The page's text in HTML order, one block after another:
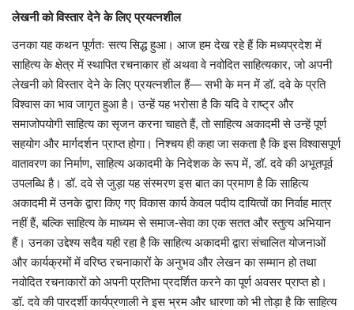
लेखनी को विस्तार देने के लिए प्रयत्नशील
उनका यह कथन पूर्णतः सत्य सिद्ध हुआ। आज हम देख रहे हैं कि मध्यप्रदेश में
साहित्य के क्षेत्र में स्थापित रचनाकार हों अथवा वे नवोदित साहित्यकार, जो अपनी
लेखनी को विस्तार देने के लिए प्रयत्नशील हैं— सभी के मन में डॉ. दवे के प्रति
विश्वास का भाव जागृत हुआ है। उन्हें यह भरोसा है कि यदि वे राष्ट्र और
समाजोपयोगी साहित्य का सृजन करना चाहते हैं, तो साहित्य अकादमी से उन्हें पूर्ण
सहयोग और मार्गदर्शन प्राप्त होगा। निश्चय ही कहा जा सकता है कि इस विश्वासपूर्ण
वातावरण का निर्माण, साहित्य अकादमी के निदेशक के रूप में, डॉ. दवे की अभूतपूर्व
उपलब्धि है। डॉ. दवे से जुड़ा यह संस्मरण इस बात का प्रमाण है कि साहित्य
अकादमी में उनके द्वारा किए गए विकास कार्य केवल पदीय दायित्वों का निर्वाह मात्र
नहीं हैं, बल्कि साहित्य के माध्यम से समाज-सेवा का एक सतत और स्तुत्य अभियान
हैं। उनका उद्देश्य सदैव यही रहा है कि साहित्य अकादमी द्वारा संचालित योजनाओं
और कार्यक्रमों में वरिष्ठ रचनाकारों के अनुभव और लेखन का सम्मान हो तथा
नवोदित रचनाकारों को अपनी प्रतिभा प्रदर्शित करने का पूर्ण अवसर प्राप्त हो।
डॉ. दवे की पारदर्शी कार्यप्रणाली ने इस भ्रम और धारणा को भी तोड़ा है कि साहित्य